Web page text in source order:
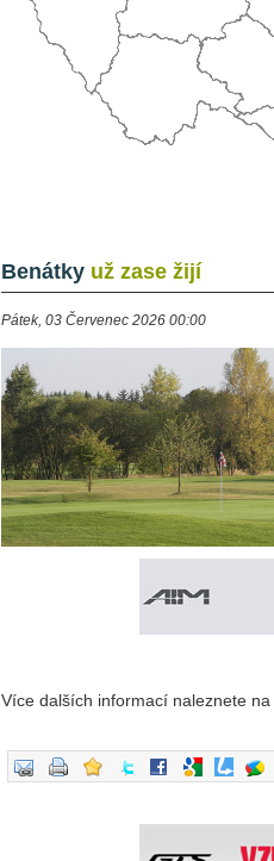
Benátky už zase žijí
Pátek, 03 Červenec 2026 00:00
Více dalších informací naleznete na